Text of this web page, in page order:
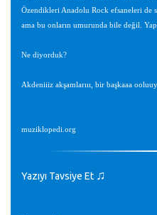
Özendikleri Anadolu Rock efsaneleri de
ama bu onların umurunda bile değil.
Ne diyorduk?
Akdeniiiz akşamlarııı, bir başkaaa
muziklopedi.org
Yazıyı Tavsiye Et ♫